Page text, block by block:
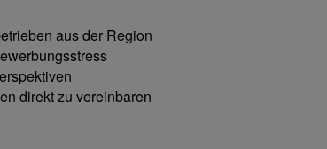
aus der Region
direkt zu vereinbaren